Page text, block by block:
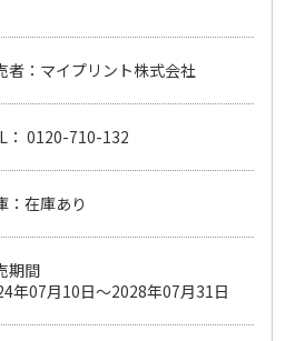
ペット線香 虹のか
なた フルーティフ
ローラルの香り
者：マイプリント株式会社
： 0120-710-132
：在庫あり
期間
年07月10日～2028年07月31日